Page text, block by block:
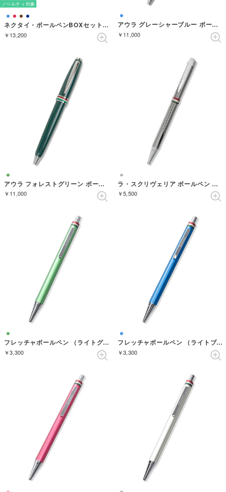
ノベルティ対象
ネクタイ・ボールペンBOXセット ソリッド （ネイビーブルー）
￥13,200
アウラ グレーシャーブルー ボールペン
￥11,000
アウラ フォレストグリーン ボールペン
￥11,000
ラ・スクリヴェリア ボールペン （ガンメタル）
￥5,500
フレッチャボールペン （ライトグリーン）
￥3,300
フレッチャボールペン （ライトブルー）
￥3,300